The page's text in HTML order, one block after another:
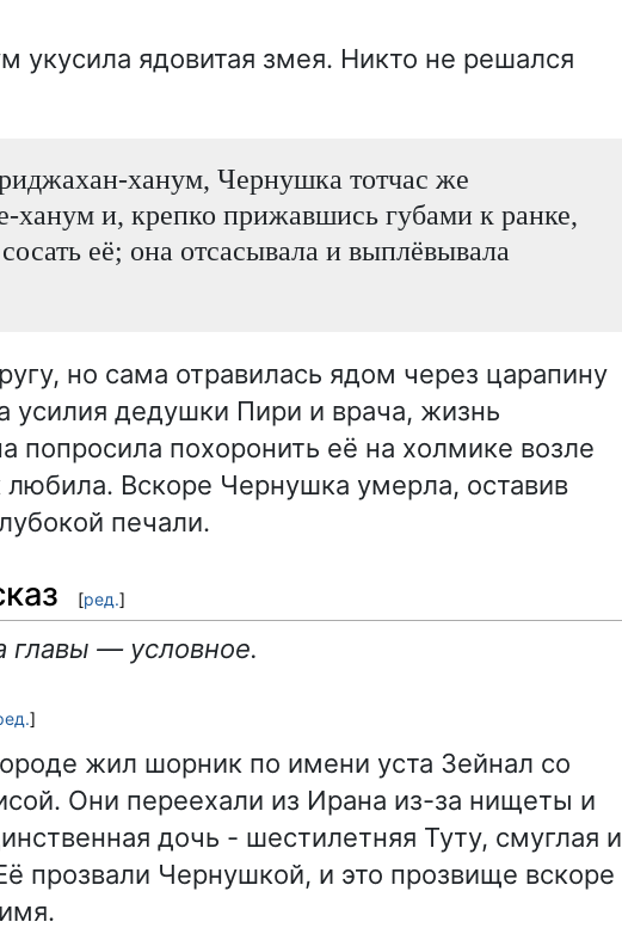
ядовитая змея. Никто не решался
ханум, Чернушка тотчас же
ханум и, крепко прижавшись губами к ранке,
её; она отсасывала и выплёвывала
но сама отравилась ядом через царапину
усилия дедушки Пири и врача, жизнь
попросила похоронить её на холмике возле
любила. Вскоре Чернушка умерла, оставив
печали.
[ред.]
главы — условное.
]
жил шорник по имени уста Зейнал со
Они переехали из Ирана из-за нищеты и
дочь - шестилетняя Туту, смуглая и
прозвали Чернушкой, и это прозвище вскоре